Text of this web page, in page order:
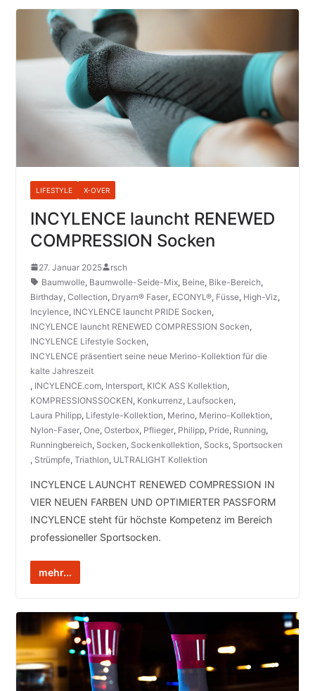
LIFESTYLE X-OVER
INCYLENCE launcht RENEWED
COMPRESSION Socken
27. Januar 2025
rsch
Baumwolle, Baumwolle-Seide-Mix, Beine, Bike-Bereich,
Birthday, Collection, Dryarn® Faser, ECONYL®, Füsse, High-Viz,
Incylence, INCYLENCE launcht PRIDE Socken,
INCYLENCE launcht RENEWED COMPRESSION Socken,
INCYLENCE Lifestyle Socken,
INCYLENCE präsentiert seine neue Merino-Kollektion für die
kalte Jahreszeit
, INCYLENCE.com, Intersport, KICK ASS Kollektion,
KOMPRESSIONSSOCKEN, Konkurrenz, Laufsocken,
Laura Philipp, Lifestyle-Kollektion, Merino, Merino-Kollektion,
Nylon-Faser, One, Osterbox, Pflieger, Philipp, Pride, Running,
Runningbereich, Socken, Sockenkollektion, Socks, Sportsocken
, Strümpfe, Triathlon, ULTRALIGHT Kollektion
INCYLENCE LAUNCHT RENEWED COMPRESSION IN
VIER NEUEN FARBEN UND OPTIMIERTER PASSFORM
INCYLENCE steht für höchste Kompetenz im Bereich
professioneller Sportsocken.
mehr...